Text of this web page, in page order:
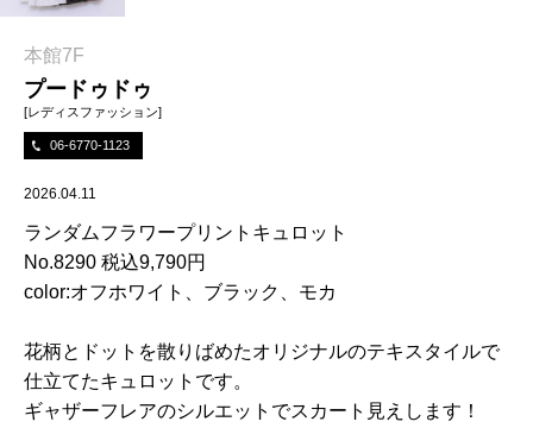
本館7F
プードゥドゥ
[レディスファッション]
06-6770-1123
2026.04.11
ランダムフラワープリントキュロット
No.8290 税込9,790円
color:オフホワイト、ブラック、モカ
花柄とドットを散りばめたオリジナルのテキスタイルで
仕立てたキュロットです。
ギャザーフレアのシルエットでスカート見えします！